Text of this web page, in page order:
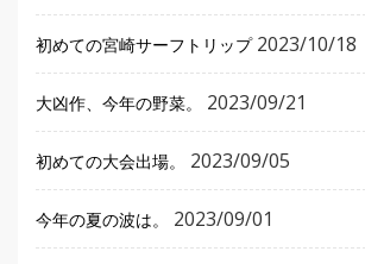
初めての宮崎サーフトリップ 2023/10/18
大凶作、今年の野菜。 2023/09/21
初めての大会出場。 2023/09/05
今年の夏の波は。 2023/09/01